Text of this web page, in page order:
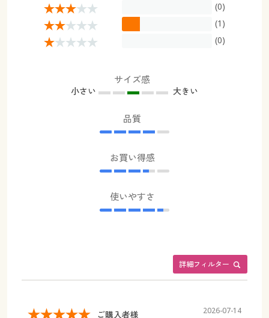
(0)
(1)
(0)
サイズ感
小さい 大きい
品質
お買い得感
使いやすさ
詳細フィルター
ご購入者様 2026-07-14